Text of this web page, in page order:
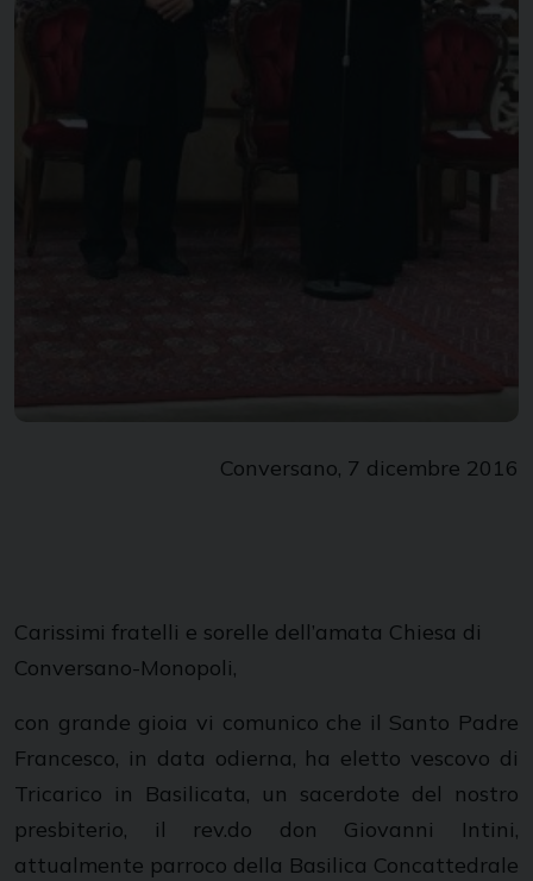
Conversano, 7 dicembre 2016
Carissimi fratelli e sorelle dell’amata Chiesa di
Conversano-Monopoli,
con grande gioia vi comunico che il Santo Padre
Francesco, in data odierna, ha eletto vescovo di
Tricarico in Basilicata, un sacerdote del nostro
presbiterio, il rev.do don Giovanni Intini,
attualmente parroco della Basilica Concattedrale